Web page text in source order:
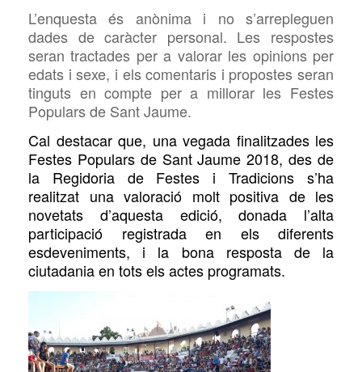
L’enquesta és anònima i no s’arrepleguen
dades de caràcter personal. Les respostes
seran tractades per a valorar les opinions per
edats i sexe, i els comentaris i propostes seran
tinguts en compte per a millorar les Festes
Populars de Sant Jaume.
Cal destacar que, una vegada finalitzades les
Festes Populars de Sant Jaume 2018, des de
la Regidoria de Festes i Tradicions s’ha
realitzat una valoració molt positiva de les
novetats d’aquesta edició, donada l’alta
participació registrada en els diferents
esdeveniments, i la bona resposta de la
ciutadania en tots els actes programats.